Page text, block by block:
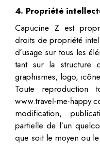
4. Propriété
Capucine Z est
droits de propriété
d’usage sur tous les
tant sur la structure
graphismes, logo,
Toute reproduction
www.travel-me-
modification,
partielle de l’un
que soit le moyen ou